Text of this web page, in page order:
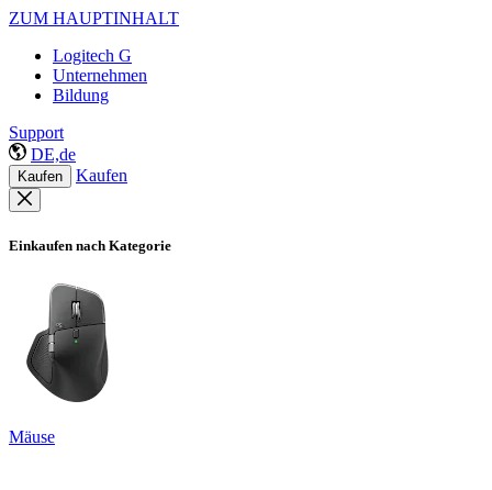
ZUM HAUPTINHALT
Logitech G
Unternehmen
Bildung
Support
DE,de
Kaufen Kaufen
Einkaufen nach Kategorie
Mäuse